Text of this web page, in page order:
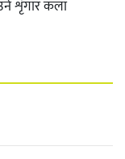
शृंगार कला